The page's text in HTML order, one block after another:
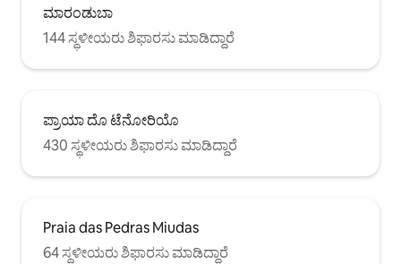
ಮಾರಂಡುಬಾ
144 ಸ್ಥಳೀಯರು ಶಿಫಾರಸು ಮಾಡಿದ್ದಾರೆ
ಪ್ರಾಯಾ ದೊ ಟೆನೋರಿಯೊ
430 ಸ್ಥಳೀಯರು ಶಿಫಾರಸು ಮಾಡಿದ್ದಾರೆ
Praia das Pedras Miudas
64 ಸ್ಥಳೀಯರು ಶಿಫಾರಸು ಮಾಡಿದ್ದಾರೆ